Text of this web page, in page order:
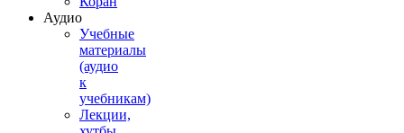
Аудио
Учебные
материалы
(аудио
к
учебникам)
Лекции,